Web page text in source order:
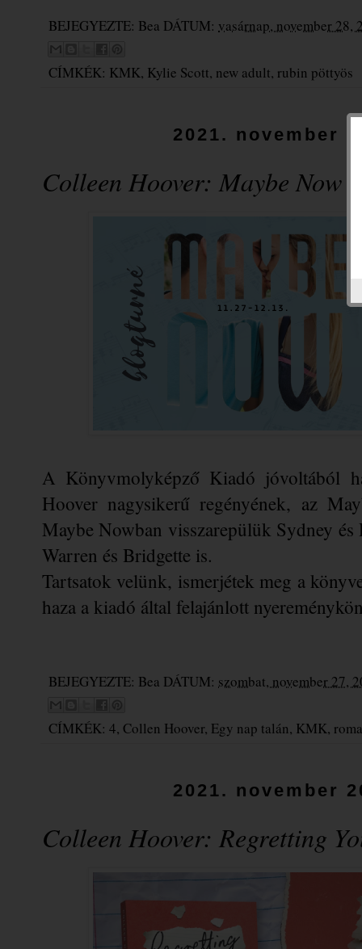
BEJEGYEZTE: Bea DÁTUM: vasárnap, november 28,
CÍMKÉK: KMK, Kylie Scott, new adult, rubin pöttyös
2021. november
Colleen Hoover: Maybe Now
A Könyvmolyképző Kiadó jóvoltából
Hoover nagysikerű regényének, az
Maybe Nowban visszarepülük Sydney
Warren és Bridgette is.
Tartsatok velünk, ismerjétek meg a
haza a kiadó által felajánlott
BEJEGYEZTE: Bea DÁTUM: szombat, november 27,
CÍMKÉK: 4, Collen Hoover, Egy nap talán, KMK,
2021. november
Colleen Hoover: Regretting